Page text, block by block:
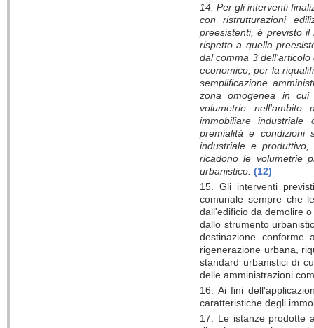
14. Per gli interventi
con ristrutturazioni
preesistenti, è previsto
rispetto a quella
dal comma 3
economico, per la
semplificazione
zona omogenea in cui
volumetrie nell'ambito
immobiliare
premialità e condizioni
industriale e
ricadono le volumetrie
urbanistico. (12)
15. Gli interventi
comunale sempre che
dall'edificio da demolire
dallo strumento
destinazione
rigenerazione urbana,
standard urbanistici di
delle amministrazioni
16. Ai fini
caratteristiche degli
17. Le istanze prodotte